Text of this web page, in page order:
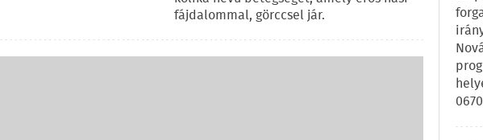
fájdalommal, görccsel jár.